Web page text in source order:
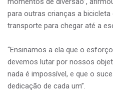
para outras crianças a
transporte para chegar até a
“Ensinamos a ela que o
devemos lutar por nossos
nada é impossível, e que o
dedicação de cada um”.